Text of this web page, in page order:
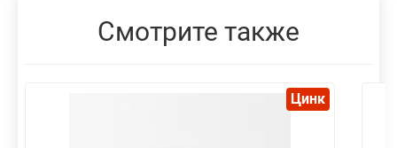
Смотрите также
Цинк